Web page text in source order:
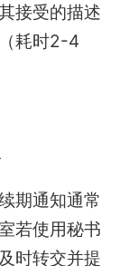
接受的描述
耗时2-4
期通知通常
若使用秘书
时转交并提